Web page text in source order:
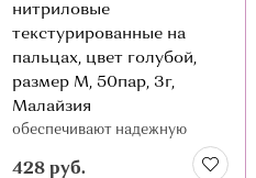
нитриловые
текстурированные на
пальцах, цвет голубой,
размер М, 50пар, 3г,
Малайзия
обеспечивают надежную
барьерную защиту и удобство
в работе
428 руб.